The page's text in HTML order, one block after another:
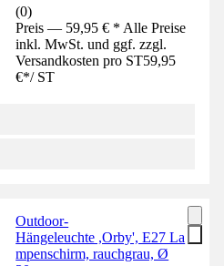
(0)
Preis — 59,95 € * Alle Preise
inkl. MwSt. und ggf. zzgl.
Versandkosten pro ST59,95
€*/ ST
Outdoor-
Hängeleuchte ,Orby', E27 La
mpenschirm, rauchgrau, Ø